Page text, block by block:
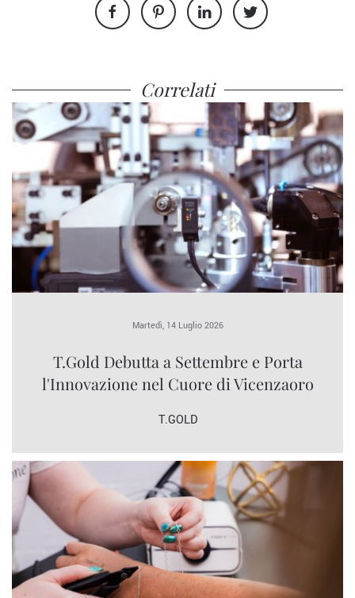
Correlati
Martedì, 14 Luglio 2026
T.Gold Debutta a Settembre e Porta
l'Innovazione nel Cuore di Vicenzaoro
T.GOLD